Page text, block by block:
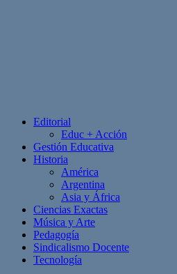
Editorial
Educ + Acción
Gestión Educativa
Historia
América
Argentina
Asia y África
Ciencias Exactas
Música y Arte
Pedagogía
Sindicalismo Docente
Tecnología